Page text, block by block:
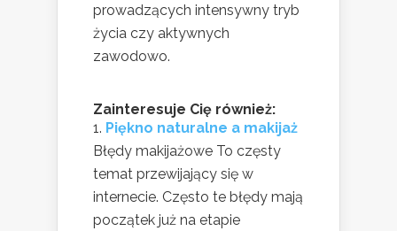
prowadzących intensywny tryb
życia czy aktywnych
zawodowo.
Zainteresuje Cię również:
Piękno naturalne a makijaż
Błędy makijażowe To częsty
temat przewijający się w
internecie. Często te błędy mają
początek już na etapie